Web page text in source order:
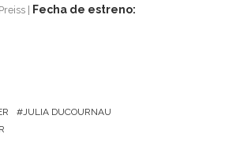
Fecha de estreno:
JULIA DUCOURNAU